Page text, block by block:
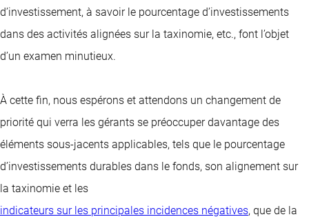
d’investissement, à savoir le pourcentage d’investissements
dans des activités alignées sur la taxinomie, etc., font l’objet
d’un examen minutieux.
À cette fin, nous espérons et attendons un changement de
priorité qui verra les gérants se préoccuper davantage des
éléments sous-jacents applicables, tels que le pourcentage
d’investissements durables dans le fonds, son alignement sur
la taxinomie et les
indicateurs sur les principales incidences négatives, que de la